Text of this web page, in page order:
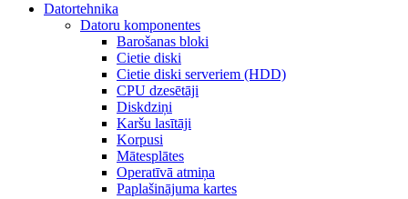
Datortehnika
Datoru komponentes
Barošanas bloki
Cietie diski
Cietie diski serveriem (HDD)
CPU dzesētāji
Diskdziņi
Karšu lasītāji
Korpusi
Mātesplātes
Operatīvā atmiņa
Paplašinājuma kartes